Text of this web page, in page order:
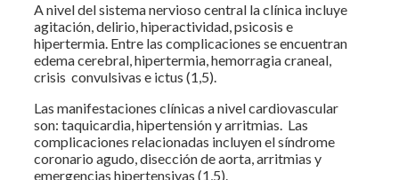
A nivel del sistema nervioso central la clínica incluye
agitación, delirio, hiperactividad, psicosis e
hipertermia. Entre las complicaciones se encuentran
edema cerebral, hipertermia, hemorragia craneal,
crisis convulsivas e ictus (1,5).
Las manifestaciones clínicas a nivel cardiovascular
son: taquicardia, hipertensión y arritmias. Las
complicaciones relacionadas incluyen el síndrome
coronario agudo, disección de aorta, arritmias y
emergencias hipertensivas (1,5).